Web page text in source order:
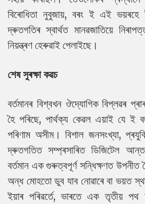
বিৰোধিতা নুবুজায়, বৰং ই এই ভয়ৰহে
দ্ৰুতগতিৰ স্বাৰ্থত মানৱজাতিয়ে
নিয়ন্ত্ৰণ হেৰুৱাই পেলাইছে।
শেষ সুৰক্ষা কৱচ
বৰ্তমানৰ বিশ্বখন ঔদ্যোগিক বিপ্লৱৰ
হৈ পৰিছে, পাৰ্থক্য কেৱল এয়াই যে
পৰিণাম অসীম। বিশাল জনসংখ্যা,
দ্ৰুতগতিত সম্প্ৰসাৰিত ডিজিটেল
বৰ্তমান এক গুৰুত্বপূৰ্ণ সন্ধিক্ষণত উপনীত
অন্ধ মোহতো ডুব যাব নোৱাৰে বা ভয়ত
ইয়াৰ পৰিৱৰ্তে, ভাৰতে এক তৃতীয় পথ